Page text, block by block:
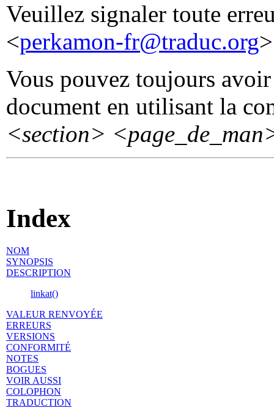
Veuillez signaler toute
<perkamon-fr@traduc.org
Vous pouvez toujours
document en utilisant la
<section>
Index
NOM
SYNOPSIS
DESCRIPTION
linkat()
VALEUR RENVOYÉE
ERREURS
VERSIONS
CONFORMITÉ
NOTES
BOGUES
VOIR AUSSI
COLOPHON
TRADUCTION